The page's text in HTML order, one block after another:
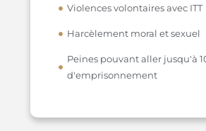
Violences volontaires avec ITT
Harcèlement moral et sexuel
Peines pouvant aller jusqu'à
d'emprisonnement